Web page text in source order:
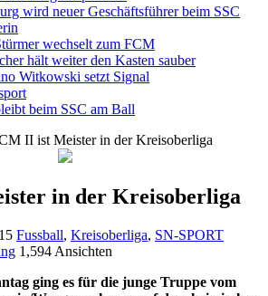
wird neuer Geschäftsführer beim SSC
wechselt zum FCM
hält weiter den Kasten sauber
Witkowski setzt Signal
beim SSC am Ball
II ist Meister in der Kreisoberliga
in der Kreisoberliga
Fussball, Kreisoberliga, SN-SPORT
1,594 Ansichten
ging es für die junge Truppe vom